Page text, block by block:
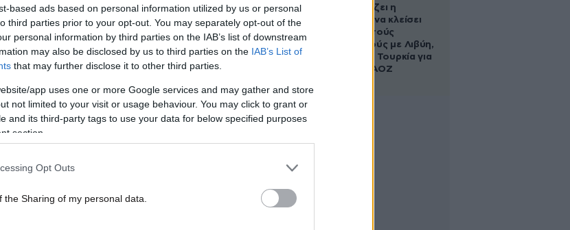
based ads based on personal information utilized by us or personal
third parties prior to your opt-out. You may separately opt-out of the
personal information by third parties on the IAB’s list of downstream
may also be disclosed by us to third parties on the IAB’s List of
that may further disclose it to other third parties.
app uses one or more Google services and may gather and store
not limited to your visit or usage behaviour. You may click to grant or
and its third-party tags to use your data for below specified purposes
section.
Opt Outs
the Sharing of my personal data.
Πώς σχεδιάζει η
κυβέρνηση να κλείσει
τους ανοιχτούς
λογαριασμούς με Λιβύη,
Αλβανία και Τουρκία για
τη χάραξη ΑΟΖ